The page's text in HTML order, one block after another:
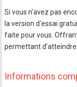
Si vous n'avez pas
la version d'essai
faite pour vous.
permettant d’atteindre
Informations